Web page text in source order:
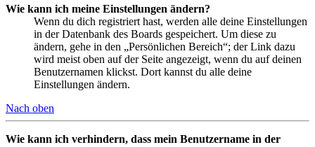
Wie kann ich meine Einstellungen ändern?
Wenn du dich registriert hast, werden alle deine Einstellungen
in der Datenbank des Boards gespeichert. Um diese zu
ändern, gehe in den „Persönlichen Bereich“; der Link dazu
wird meist oben auf der Seite angezeigt, wenn du auf deinen
Benutzernamen klickst. Dort kannst du alle deine
Einstellungen ändern.
Nach oben
Wie kann ich verhindern, dass mein Benutzername in der